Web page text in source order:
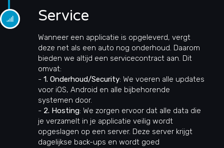
Service
Wanneer een applicatie is opgeleverd, vergt
deze net als een auto nog onderhoud. Daarom
bieden we altijd een servicecontract aan. Dit
omvat:
- 1. Onderhoud/Security: We voeren alle updates
voor iOS, Android en alle bijbehorende
systemen door.
- 2. Hosting: We zorgen ervoor dat alle data die
je verzamelt in je applicatie veilig wordt
opgeslagen op een server. Deze server krijgt
dagelijkse back-ups en wordt goed